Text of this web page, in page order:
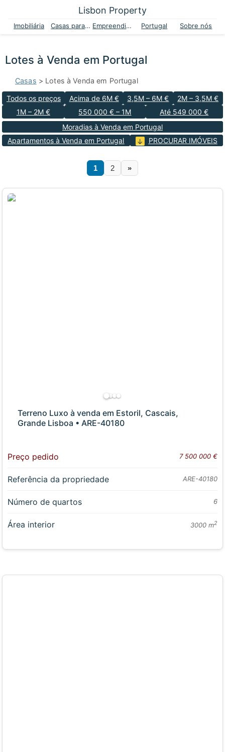
Lisbon Property
Imobiliária Casas para venda Empreendimentos Portugal Sobre nós
Lotes à Venda em Portugal
Casas > Lotes à Venda em Portugal
Todos os preços Acima de 6M € 3,5M – 6M €
2M – 3,5M €
1M – 2M €
550 000 € – 1M
Até 549 000 €
Moradias à Venda em Portugal
Apartamentos à Venda em Portugal
PROCURAR IMÓVEIS
1 2 »
Terreno Luxo à venda em Estoril, Cascais,
Grande Lisboa • ARE-40180
Preço pedido 7 500 000 €
Referência da propriedade ARE-40180
Número de quartos 6
Área interior 3000 m2